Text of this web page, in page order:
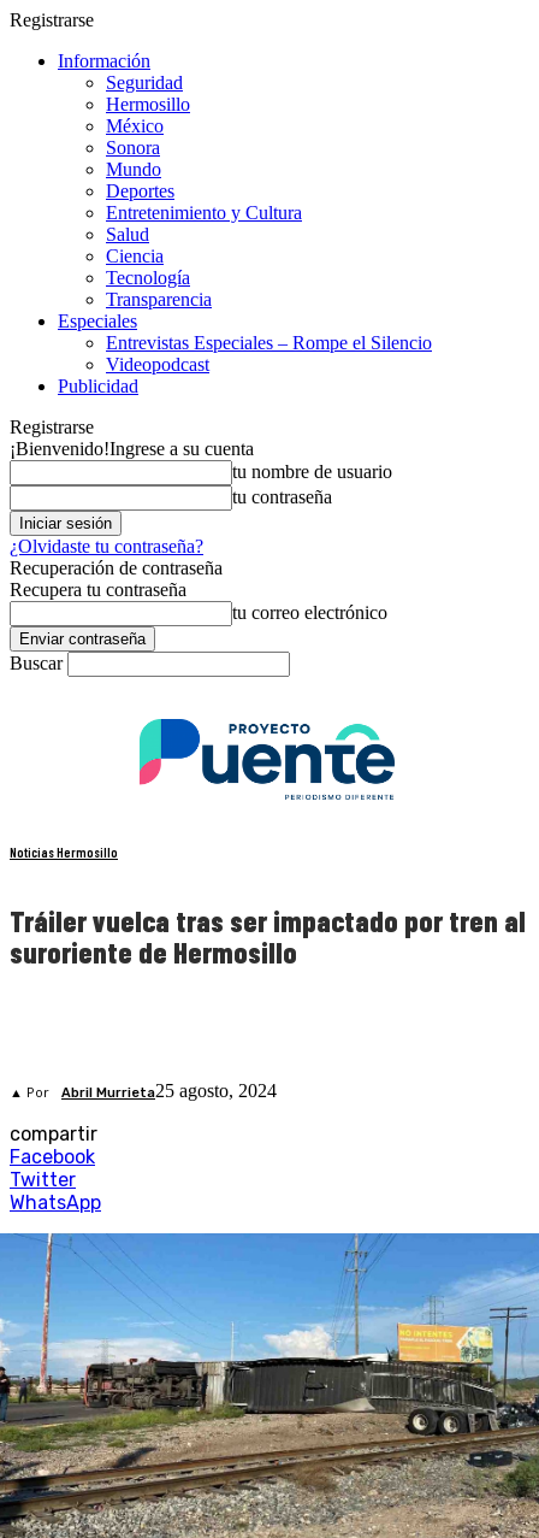
Registrarse
Información
Seguridad
Hermosillo
México
Sonora
Mundo
Deportes
Entretenimiento y Cultura
Salud
Ciencia
Tecnología
Transparencia
Especiales
Entrevistas Especiales – Rompe el Silencio
Videopodcast
Publicidad
Registrarse
¡Bienvenido!Ingrese a su cuenta
tu nombre de usuario
tu contraseña
¿Olvidaste tu contraseña?
Recuperación de contraseña
Recupera tu contraseña
tu correo electrónico
Buscar
Noticias Hermosillo
Tráiler vuelca tras ser impactado por tren al
suroriente de Hermosillo
▲ Por Abril Murrieta25 agosto, 2024
compartir
Facebook
Twitter
WhatsApp